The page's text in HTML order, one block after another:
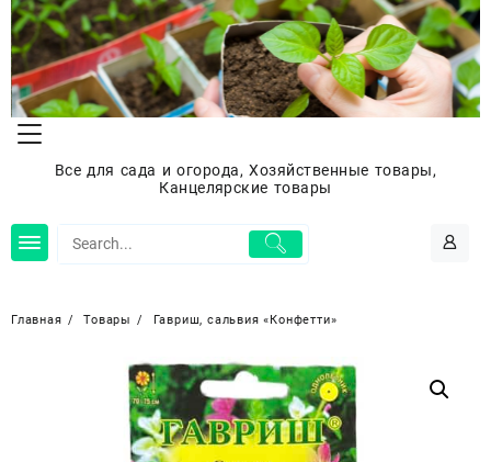
Перейти
содержимому
Все для сада и огорода, Хозяйственные товары,
Канцелярские товары
Главная Товары Гавриш, сальвия «Конфетти»